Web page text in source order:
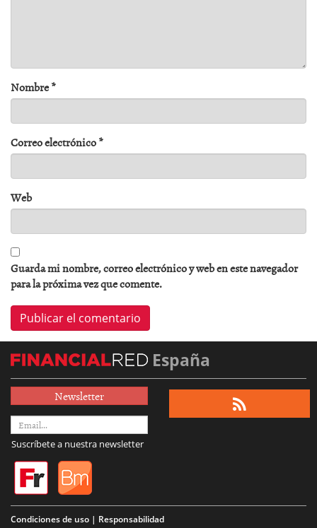
Nombre*
Correo electrónico*
Web
Guarda mi nombre, correo electrónico y web en este navegador
para la próxima vez que comente.
España
Newsletter
Suscríbete a nuestra newsletter
Condiciones de uso | Responsabilidad